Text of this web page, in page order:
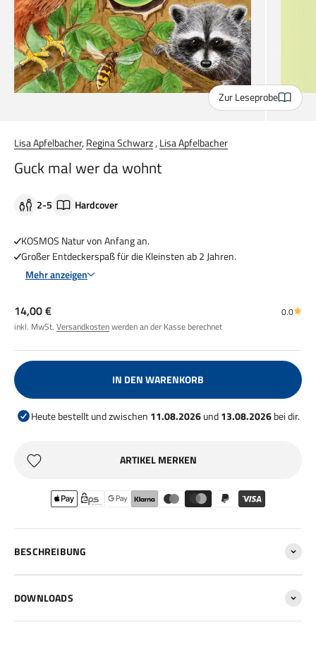
Zur Leseprobe
Lisa Apfelbacher,Regina Schwarz,Lisa Apfelbacher
Guck mal wer da wohnt
2-5 Hardcover
KOSMOS Natur von Anfang an.
Großer Entdeckerspaß für die Kleinsten ab 2 Jahren.
Mehr anzeigen
Angebot
14,00 €
inkl. MwSt. Versandkostenwerden an der Kasse berechnet
0.0
IN DEN WARENKORB
Heute bestellt und zwischen 11.08.2026und13.08.2026bei dir.
ARTIKEL MERKEN
BESCHREIBUNG
DOWNLOADS